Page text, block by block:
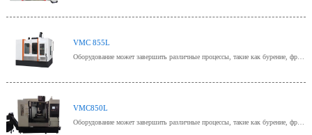
VMC 855L
Оборудование может завершить различные процессы, такие как бурение, фрезерование, скучное, расширяющее, развернутое,
VMC850L
Оборудование может завершить различные процессы, такие как бурение, фрезерование, скучное, расширяющее, развернутое,